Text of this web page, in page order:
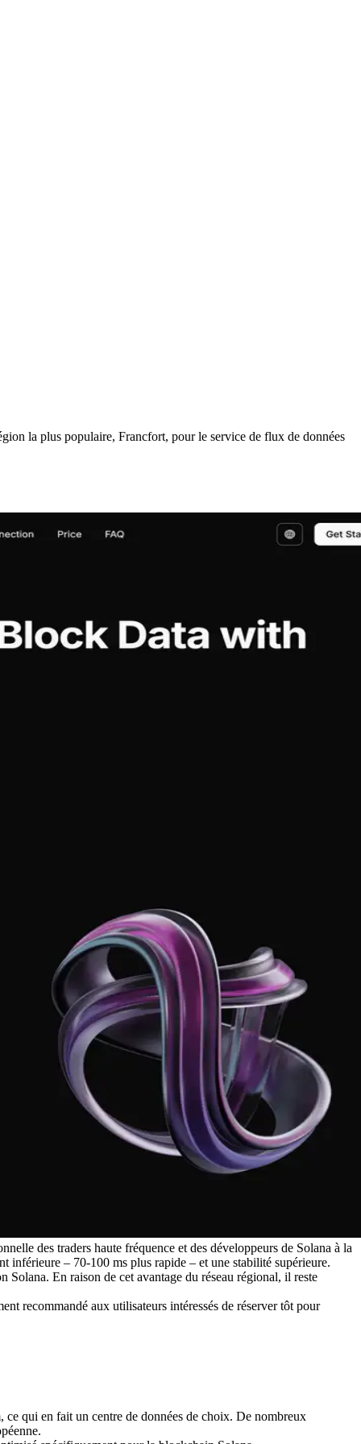
la plus populaire, Francfort, pour le service de flux de données
des traders haute fréquence et des développeurs de Solana à la
inférieure – 70-100 ms plus rapide – et une stabilité supérieure.
En raison de cet avantage du réseau régional, il reste
recommandé aux utilisateurs intéressés de réserver tôt pour
qui en fait un centre de données de choix. De nombreux